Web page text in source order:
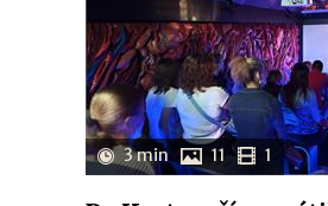
3 min 11 1